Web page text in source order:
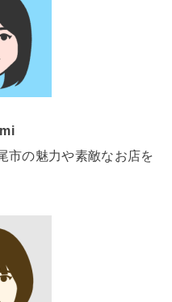
市の魅力や素敵なお店を